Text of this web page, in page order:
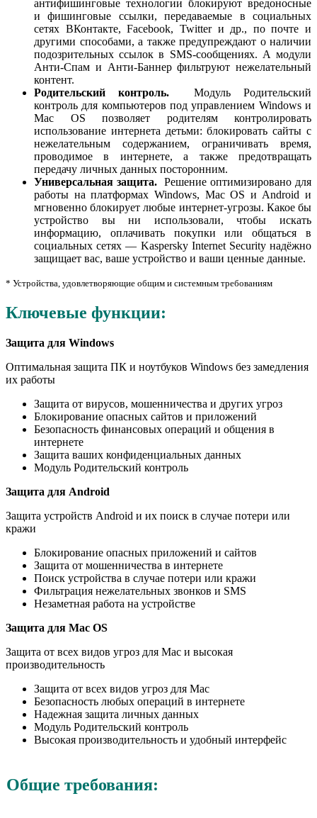
антифишинговые технологии блокируют вредоносные
и фишинговые ссылки, передаваемые в социальных
сетях ВКонтакте, Facebook, Twitter и др., по почте и
другими способами, а также предупреждают о наличии
подозрительных ссылок в SMS-сообщениях. А модули
Анти-Спам и Анти-Баннер фильтруют нежелательный
контент.
Родительский контроль.
Модуль Родительский
контроль для компьютеров под управлением Windows и
Mac OS позволяет родителям контролировать
использование интернета детьми: блокировать сайты с
нежелательным содержанием, ограничивать время,
проводимое в интернете, а также предотвращать
передачу личных данных посторонним.
Универсальная защита. Решение оптимизировано для
работы на платформах Windows, Mac OS и Android и
мгновенно блокирует любые интернет-угрозы. Какое бы
устройство вы ни использовали, чтобы искать
информацию, оплачивать покупки или общаться в
социальных сетях — Kaspersky Internet Security надёжно
защищает вас, ваше устройство и ваши ценные данные.
* Устройства, удовлетворяющие общим и системным требованиям
Ключевые функции:
Защита для Windows
Оптимальная защита ПК и ноутбуков Windows без замедления
их работы
Защита от вирусов, мошенничества и других угроз
Блокирование опасных сайтов и приложений
Безопасность финансовых операций и общения в
интернете
Защита ваших конфиденциальных данных
Модуль Родительский контроль
Защита для Android
Защита устройств Android и их поиск в случае потери или
кражи
Блокирование опасных приложений и сайтов
Защита от мошенничества в интернете
Поиск устройства в случае потери или кражи
Фильтрация нежелательных звонков и SMS
Незаметная работа на устройстве
Защита для Mac OS
Защита от всех видов угроз для Mac и высокая
производительность
Защита от всех видов угроз для Мас
Безопасность любых операций в интернете
Надежная защита личных данных
Модуль Родительский контроль
Высокая производительность и удобный интерфейс
Общие требования: